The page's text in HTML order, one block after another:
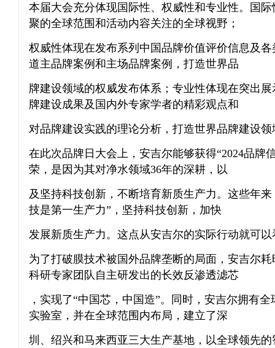
本届大会充分体现国际性、权威性和专业性。国
聚的全球范围和活动内容关注的全球视野；
权威性体现在发布系列中国品牌价值评价信息及
道主品牌案例和主场品牌案例，打造世界品
牌建设领域的权威发布体系；专业性体现在突出
牌建设成果及国内外专家学者的精彩观点和
对品牌建设实践的理论分析，打造世界品牌建设
在此次品牌日大会上，安吉尔能够获得“2024品牌
荣，是因为其对净水领域36年的深耕，以
及坚持科技创新，不断培育新质生产力。这些年
技是第一生产力”，坚持科技创新，加快
发展新质生产力。这点从安吉尔的实际行动就可以
为了打破膜技术被国外品牌垄断的局面，安吉尔耗
科研专家团队自主研发出的长效反渗透滤芯
，实现了“中国芯，中国造”。同时，安吉尔拥有
实验室，并在全球范围内布局，建立了深
圳、绍兴和马来西亚三大生产基地，以全球领先